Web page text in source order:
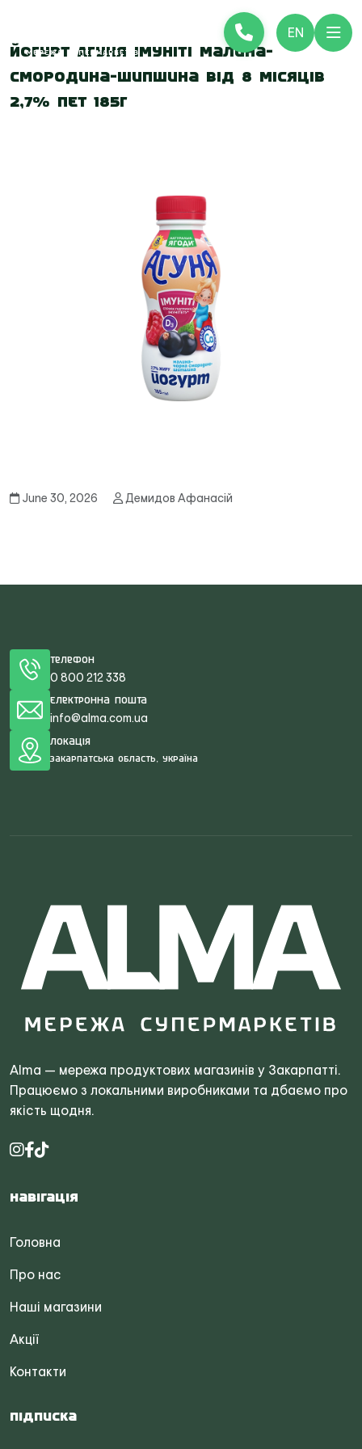
EN
Йогурт Агуня Імуніті Малина-
смородина-шипшина від 8 місяців
2,7% ПЕТ 185г
June 30, 2026 Демидов Афанасій
Телефон
0 800 212 338
Електронна пошта
info@alma.com.ua
Локація
Закарпатська область, Україна
Alma — мережа продуктових магазинів у Закарпатті.
Працюємо з локальними виробниками та дбаємо про
якість щодня.
Навігація
Головна
Про нас
Наші магазини
Акції
Контакти
Підписка